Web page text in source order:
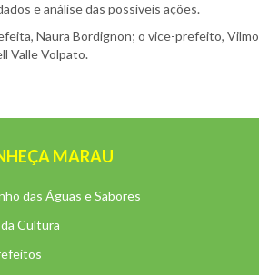
e análise das possíveis ações.
Naura Bordignon; o vice-prefeito, Vilmo
Valle Volpato.
MARAU
das Águas e Sabores
Cultura